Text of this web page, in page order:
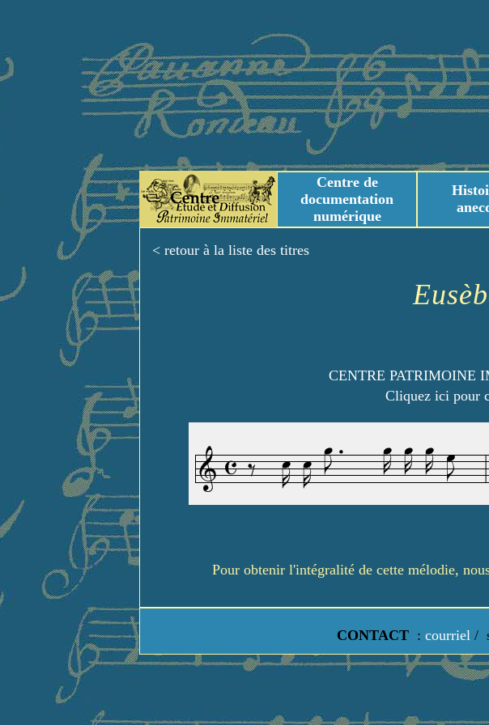
Centre de
documentation
numérique
< retour à la liste des titres
CENTRE PATRIMOINE
Cliquez ici pour
Pour obtenir l'intégralité de cette mélodie,
CONTACT : courriel /